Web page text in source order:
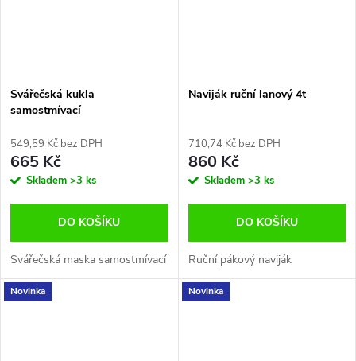
Svářečská kukla
samostmívací
549,59 Kč bez DPH
665 Kč
Skladem >3 ks
DO KOŠÍKU
Svářečská maska samostmívací
Naviják ruční lanový 4t
710,74 Kč bez DPH
860 Kč
Skladem >3 ks
DO KOŠÍKU
Ruční pákový naviják
Novinka Novinka